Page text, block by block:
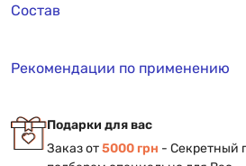
Состав
Рекомендации по применению
Подарки для вас
Заказ от5000 грн - Секретный